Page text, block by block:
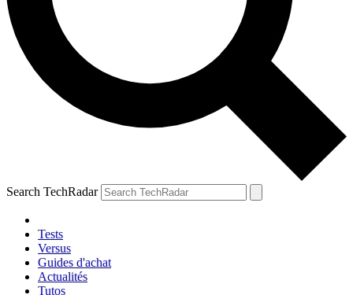
Search TechRadar
Tests
Versus
Guides d'achat
Actualités
Tutos